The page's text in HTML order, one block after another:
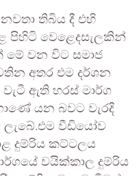
තිබිය දී එහි
පිහිටි වෙළෙදසැලකින්
මේ වන විට සමාජ
අතර එම දර්ශන
ඇති හරස් මාර්ග
යන බවට වැරදි
වීඩියෝව
දුම්රිය කට්ටලය
වයික්කාල දුම්රිය